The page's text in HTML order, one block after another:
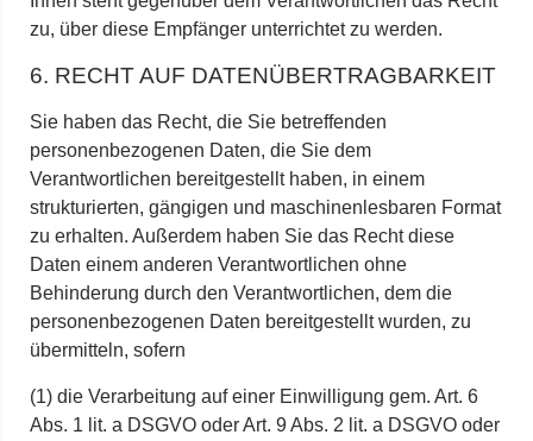
zu, über diese Empfänger unterrichtet zu werden.
6. RECHT AUF DATENÜBERTRAGBARKEIT
Sie haben das Recht, die Sie betreffenden
personenbezogenen Daten, die Sie dem
Verantwortlichen bereitgestellt haben, in einem
strukturierten, gängigen und maschinenlesbaren Format
zu erhalten. Außerdem haben Sie das Recht diese
Daten einem anderen Verantwortlichen ohne
Behinderung durch den Verantwortlichen, dem die
personenbezogenen Daten bereitgestellt wurden, zu
übermitteln, sofern
(1) die Verarbeitung auf einer Einwilligung gem. Art. 6
Abs. 1 lit. a DSGVO oder Art. 9 Abs. 2 lit. a DSGVO oder